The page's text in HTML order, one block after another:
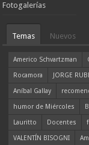
Fotogalerías
Temas Nuevos
Americo Schvartzman
Rocamora
JORGE
Aníbal Gallay
humor de Miércoles
Lauritto
Docentes
VALENTÍN BISOGNI